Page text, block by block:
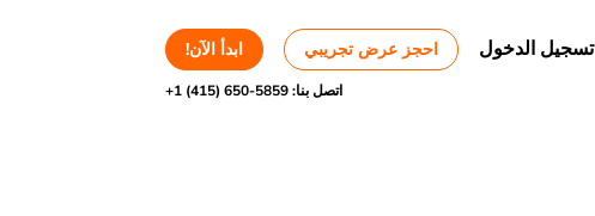
تسجيل الدخول احجز عرض تجريبي ابدأ الآن!
اتصل بنا:+1 (415) 650-5859